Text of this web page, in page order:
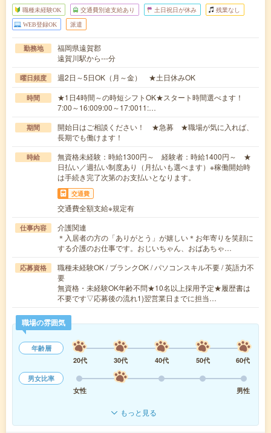
職種未経験OK 交通費別途支給あり 土日祝日が休み 残業なし
WEB登録OK 派遣
勤務地
福岡県遠賀郡
遠賀川駅から---分
曜日頻度 週2日～5日OK（月～金） ★土日休みOK
時間
★1日4時間～の時短シフトOK★スタート時間選べます！
7:00～16:009:00～17:0011:…
期間
開始日はご相談ください！ ★急募 ★職場が気に入れば、
長期でも働けます！
時給
無資格未経験：時給1300円～ 経験者：時給1400円～ ★
日払い／週払い制度あり（月払いも選べます）※稼働開始時
は手続き完了次第のお支払いとなります。
交通費
交通費全額支給※規定有
仕事内容
介護関連
＊入居者の方の「ありがとう」が嬉しい＊お年寄りを笑顔に
する介護のお仕事です。おじいちゃん、おばあちゃ…
応募資格
職種未経験OK / ブランクOK / パソコンスキル不要 / 英語力不
要
無資格・未経験OK年齢不問★10名以上採用予定★履歴書は
不要です▽応募後の流れ1)翌営業日までに担当…
職場の雰囲気
年齢層
20代
30代 40代 50代
60代
男女比率
女性
男性
もっと見る